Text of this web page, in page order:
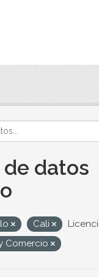
datos
Cali
Comercio